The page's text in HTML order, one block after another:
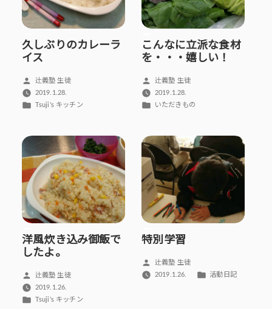
久しぶりのカレーラ
イス
投
稿
者:
辻義塾 生徒
2019.1.28.
カ
ー:
Tsuji’s キッチン
こんなに立派な食材
を・・・嬉しい！
投
稿
者:
辻義塾 生徒
2019.1.28.
カ
ー:
いただきもの
洋風炊き込み御飯で
したよ。
投
稿
者:
辻義塾 生徒
2019.1.26.
カ
Tsuji’s キッチン
特別学習
投
稿
辻義塾 生徒
2019.1.26.
カ
活動日記